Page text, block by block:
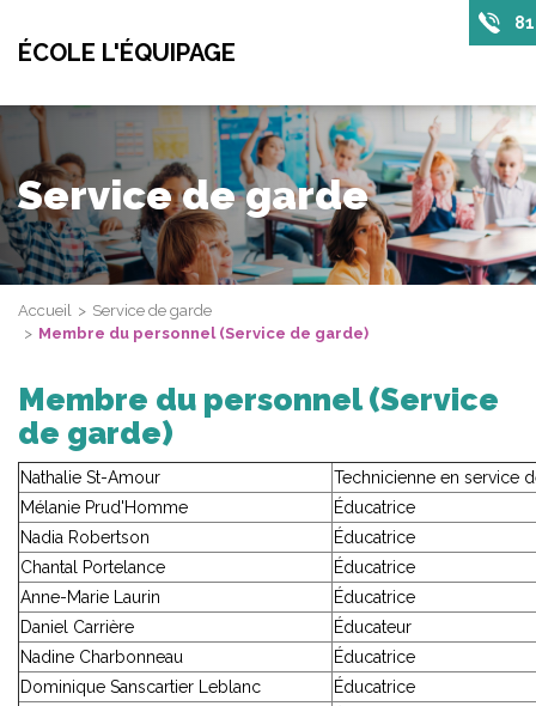
ÉCOLE L'ÉQUIPAGE
Service de garde
Accueil
Service de garde
Membre du personnel (Service de garde)
Membre du personnel (Service
de garde)
Nathalie St-Amour
Technicienne en service
Mélanie Prud'Homme
Éducatrice
Nadia Robertson
Éducatrice
Chantal Portelance
Éducatrice
Anne-Marie Laurin
Éducatrice
Daniel Carrière
Éducateur
Nadine Charbonneau
Éducatrice
Dominique Sanscartier Leblanc
Éducatrice